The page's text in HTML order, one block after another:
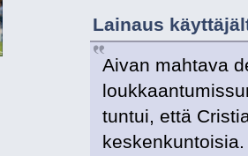
Lainaus
Aivan mahtava
tuntui, että